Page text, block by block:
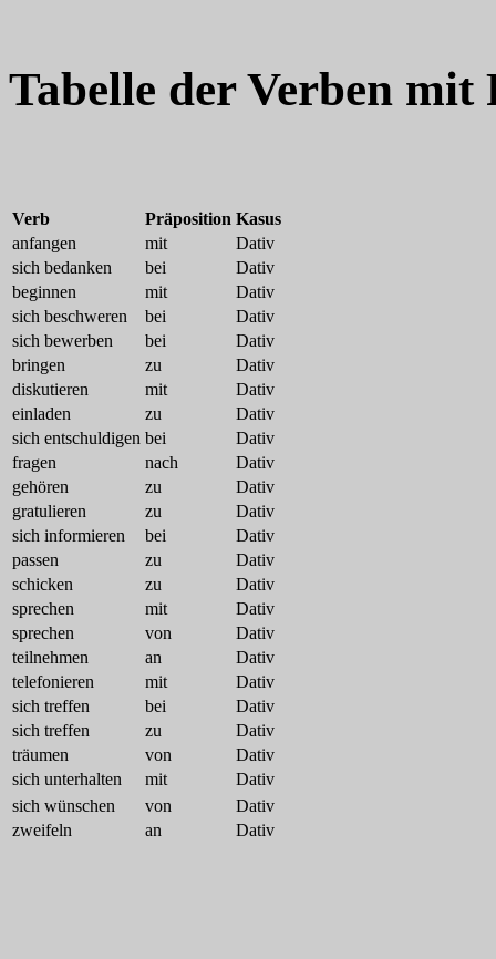
Tabelle der Verben mit
Verb Präposition Kasus
anfangen
mit
Dativ
sich bedanken
bei
Dativ
beginnen
mit
Dativ
sich beschweren
bei
Dativ
sich bewerben
bei
Dativ
bringen
zu
Dativ
diskutieren
mit
Dativ
einladen
zu
Dativ
sich entschuldigen bei
Dativ
fragen
nach
Dativ
gehören
zu
Dativ
gratulieren
zu
Dativ
sich informieren
bei
Dativ
passen
zu
Dativ
schicken
zu
Dativ
sprechen
mit
Dativ
sprechen
von
Dativ
teilnehmen
an
Dativ
telefonieren
mit
Dativ
sich treffen
bei
Dativ
sich treffen
zu
Dativ
träumen
von
Dativ
sich unterhalten
mit
Dativ
sich wünschen
von
Dativ
zweifeln
an Dativ